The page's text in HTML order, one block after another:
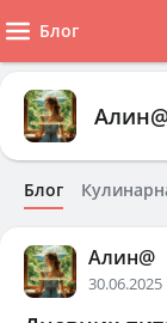
Блог
Блог
Алин@
30.06.2025